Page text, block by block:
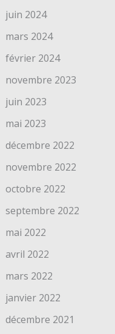
juin 2024
mars 2024
février 2024
novembre 2023
juin 2023
mai 2023
décembre 2022
novembre 2022
octobre 2022
septembre 2022
mai 2022
avril 2022
mars 2022
janvier 2022
décembre 2021